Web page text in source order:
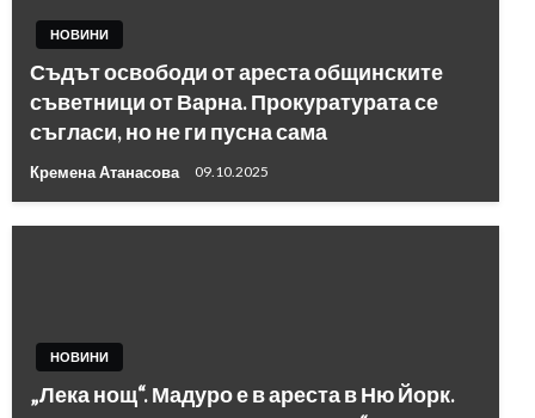
НОВИНИ
Съдът освободи от ареста общинските
съветници от Варна. Прокуратурата се
съгласи, но не ги пусна сама
Кремена Атанасова 09.10.2025
НОВИНИ
„Лека нощ“. Мадуро е в ареста в Ню Йорк.